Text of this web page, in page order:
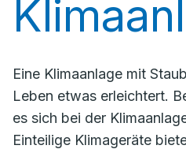
Eine Klimaanlage mit
Leben etwas erleichtert.
es sich bei der
Einteilige Klimageräte